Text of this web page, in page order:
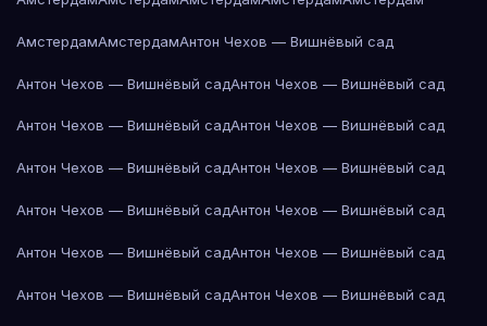
АмстердамАмстердамАнтон Чехов — Вишнёвый сад
Антон Чехов — Вишнёвый садАнтон Чехов — Вишнёвый сад
Антон Чехов — Вишнёвый садАнтон Чехов — Вишнёвый сад
Антон Чехов — Вишнёвый садАнтон Чехов — Вишнёвый сад
Антон Чехов — Вишнёвый садАнтон Чехов — Вишнёвый сад
Антон Чехов — Вишнёвый садАнтон Чехов — Вишнёвый сад
Антон Чехов — Вишнёвый садАнтон Чехов — Вишнёвый сад